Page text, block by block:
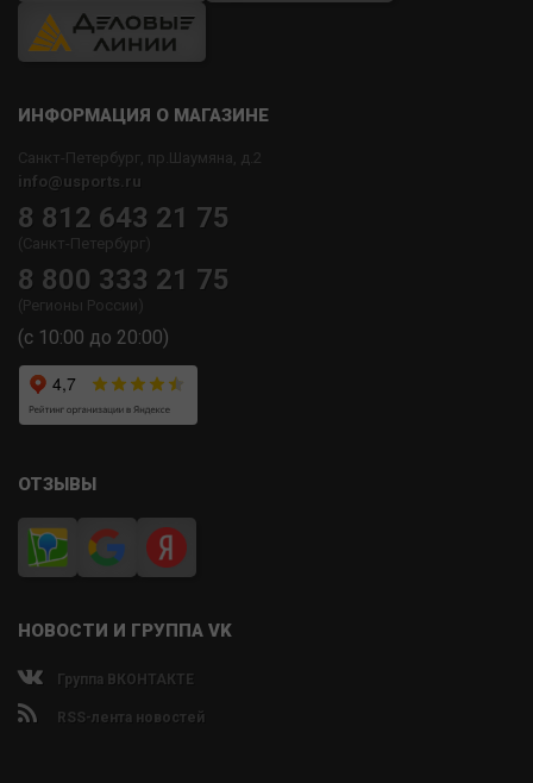
ИНФОРМАЦИЯ О МАГАЗИНЕ
Санкт-Петербург, пр.Шаумяна, д.2
info@usports.ru
8 812 643 21 75
(Санкт-Петербург)
8 800 333 21 75
(Регионы России)
(с 10:00 до 20:00)
ОТЗЫВЫ
НОВОСТИ И ГРУППА VK
Группа ВКОНТАКТЕ
RSS-лента новостей